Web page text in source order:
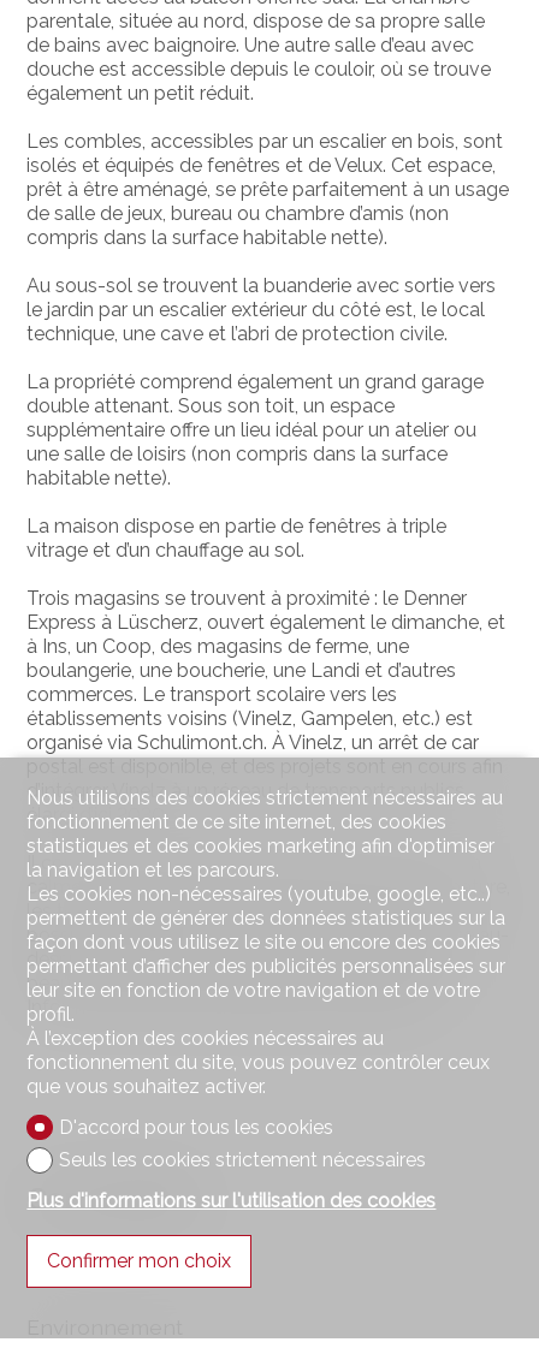
parentale, située au nord, dispose de sa propre salle
de bains avec baignoire. Une autre salle d’eau avec
douche est accessible depuis le couloir, où se trouve
également un petit réduit.
Les combles, accessibles par un escalier en bois, sont
isolés et équipés de fenêtres et de Velux. Cet espace,
prêt à être aménagé, se prête parfaitement à un usage
de salle de jeux, bureau ou chambre d’amis (non
compris dans la surface habitable nette).
Au sous-sol se trouvent la buanderie avec sortie vers
le jardin par un escalier extérieur du côté est, le local
technique, une cave et l’abri de protection civile.
La propriété comprend également un grand garage
double attenant. Sous son toit, un espace
supplémentaire offre un lieu idéal pour un atelier ou
une salle de loisirs (non compris dans la surface
habitable nette).
La maison dispose en partie de fenêtres à triple
vitrage et d’un chauffage au sol.
Trois magasins se trouvent à proximité : le Denner
Express à Lüscherz, ouvert également le dimanche, et
à Ins, un Coop, des magasins de ferme, une
boulangerie, une boucherie, une Landi et d’autres
commerces. Le transport scolaire vers les
établissements voisins (Vinelz, Gampelen, etc.) est
organisé via Schulimont.ch. À Vinelz, un arrêt de car
d’intégrer Vinelz à un réseau de transports publics
élargi d’ici 2030.
Il convient de souligner particulièrement la situation
calme et ensoleillée, la proximité du lac et de la nature,
les trois salles d’eau ainsi que les nombreuses
possibilités d’utilisation des combles et de l’espace au-
dessus du garage. La maison offre à une famille
beaucoup d’espace et de liberté d’aménagement.
Informations complémentaires sur demande.
Commodités
Nous utilisons des cookies strictement nécessaires au
fonctionnement de ce site internet, des cookies
statistiques et des cookies marketing afin d'optimiser
la navigation et les parcours.
Les cookies non-nécessaires (youtube, google, etc..)
permettent de générer des données statistiques sur la
façon dont vous utilisez le site ou encore des cookies
permettant d’afficher des publicités personnalisées sur
leur site en fonction de votre navigation et de votre
profil.
À l’exception des cookies nécessaires au
fonctionnement du site, vous pouvez contrôler ceux
que vous souhaitez activer.
D'accord pour tous les cookies
Seuls les cookies strictement nécessaires
Plus d'informations sur l'utilisation des cookies
Confirmer mon choix